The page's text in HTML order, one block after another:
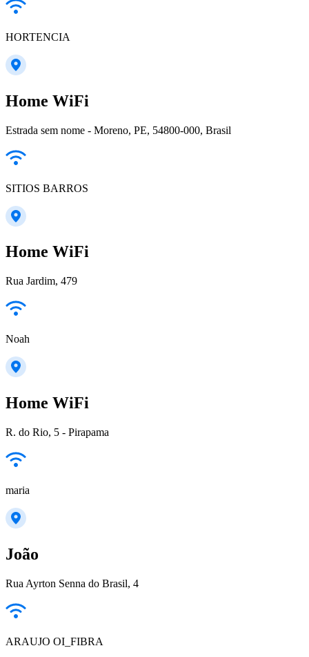
HORTENCIA
Home WiFi
Estrada sem nome - Moreno, PE, 54800-000, Brasil
SITIOS BARROS
Home WiFi
Rua Jardim, 479
Noah
Home WiFi
R. do Rio, 5 - Pirapama
maria
João
Rua Ayrton Senna do Brasil, 4
ARAUJO OI_FIBRA